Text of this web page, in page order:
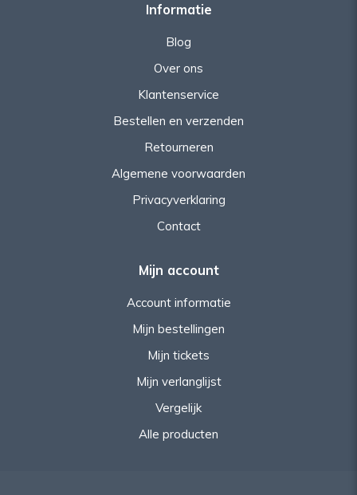
Informatie
Blog
Over ons
Klantenservice
Bestellen en verzenden
Retourneren
Algemene voorwaarden
Privacyverklaring
Contact
Mijn account
Account informatie
Mijn bestellingen
Mijn tickets
Mijn verlanglijst
Vergelijk
Alle producten